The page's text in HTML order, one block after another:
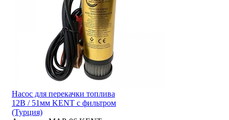
Насос для перекачки топлива
12В / 51мм KENT с фильтром
(Турция)